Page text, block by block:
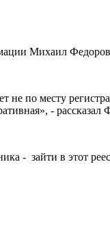
Михаил Федоров
по месту
- рассказал
- зайти в этот